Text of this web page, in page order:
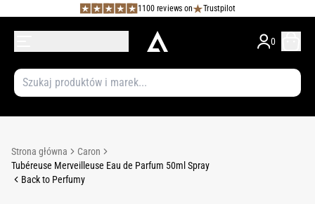
1100 reviews on Trustpilot
0
Strona główna
Caron
Tubéreuse Merveilleuse Eau de Parfum 50ml Spray
Back to Perfumy